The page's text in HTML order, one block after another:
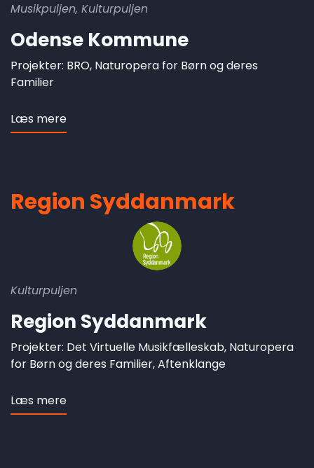
Musikpuljen, Kulturpuljen
Odense Kommune
Projekter: BRO, Naturopera for Børn og deres
Familier
Læs mere
Region Syddanmark
Kulturpuljen
Region Syddanmark
Projekter: Det Virtuelle Musikfælleskab, Naturopera
for Børn og deres Familier, Aftenklange
Læs mere